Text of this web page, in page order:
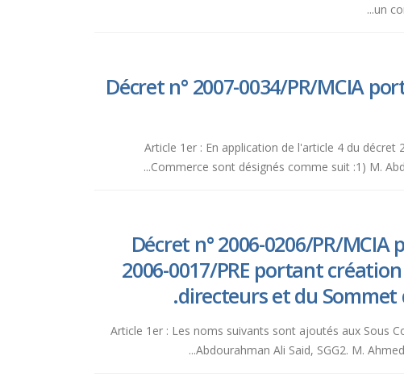
un
Décret n° 2007-0034/PR/MCIA
Article 1er : En application de l'article 4 du
Commerce sont désignés comme suit :1) M.
Décret n° 2006-0206/PR/
2006-0017/PRE portant
directeurs et du Sommet
Article 1er : Les noms suivants sont ajoutés aux Sous
Abdourahman Ali Said, SGG2. M.